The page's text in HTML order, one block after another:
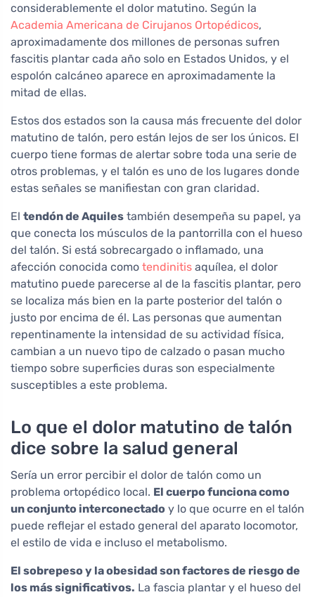
considerablemente el dolor matutino. Según la
Academia Americana de Cirujanos Ortopédicos,
aproximadamente dos millones de personas sufren
fascitis plantar cada año solo en Estados Unidos, y el
espolón calcáneo aparece en aproximadamente la
mitad de ellas.
Estos dos estados son la causa más frecuente del dolor
matutino de talón, pero están lejos de ser los únicos. El
cuerpo tiene formas de alertar sobre toda una serie de
otros problemas, y el talón es uno de los lugares donde
estas señales se manifiestan con gran claridad.
El tendón de Aquiles también desempeña su papel, ya
que conecta los músculos de la pantorrilla con el hueso
del talón. Si está sobrecargado o inflamado, una
afección conocida como tendinitis aquílea, el dolor
matutino puede parecerse al de la fascitis plantar, pero
se localiza más bien en la parte posterior del talón o
justo por encima de él. Las personas que aumentan
repentinamente la intensidad de su actividad física,
cambian a un nuevo tipo de calzado o pasan mucho
tiempo sobre superficies duras son especialmente
susceptibles a este problema.
Lo que el dolor matutino de talón
dice sobre la salud general
Sería un error percibir el dolor de talón como un
problema ortopédico local. El cuerpo funciona como
un conjunto interconectado y lo que ocurre en el talón
puede reflejar el estado general del aparato locomotor,
el estilo de vida e incluso el metabolismo.
El sobrepeso y la obesidad son factores de riesgo de
los más significativos. La fascia plantar y el hueso del